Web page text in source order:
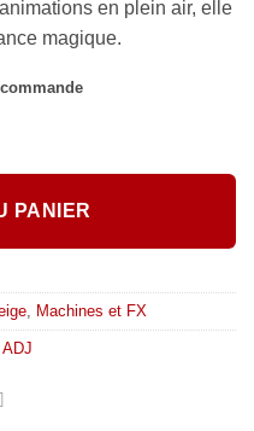
en plein air, elle
magique.
HO EP
PANIER
, Machines et FX
ADJ